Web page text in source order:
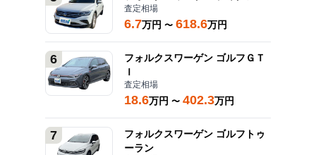
査定相場
6.7万円 〜 618.6万円
6 フォルクスワーゲン ゴルフＧＴ
Ｉ
査定相場
18.6万円 〜 402.3万円
7 フォルクスワーゲン ゴルフトゥ
ーラン